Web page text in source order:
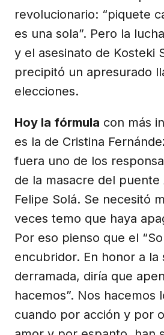
revolucionario: “piquete
es una sola”. Pero la
y el asesinato de Kosteki
precipitó un apresurado
elecciones.
Hoy la fórmula con más
es la de Cristina
fuera uno de los
de la masacre del puente
Felipe Solá. Se necesitó
veces temo que haya
Por eso pienso que el
encubridor. En honor a la
derramada, diría que
hacemos”. Nos hacemos
cuando por acción y por